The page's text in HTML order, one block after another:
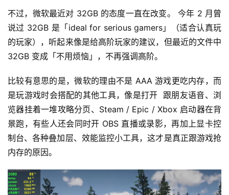
不过，微软最近对 32GB 的态度一直在改变。 今年 2 月曾
说过 32GB 是「ideal for serious gamers」（适合认真玩
的玩家），听起来像是给高阶玩家的建议，但最近的文件中
32GB 变成「不用烦恼」，不再强调高阶。
比较有意思的是，微软的理由不是 AAA 游戏更吃内存，而
是玩游戏时会搭配的其他工具，像是打开  跟朋友语音、浏
览器挂着一堆攻略分页、Steam / Epic / Xbox 启动器在背
景跑，有些人还会同时开 OBS 直播或录影，再加上显卡控
制台、各种叠加层、效能监控小工具，这才是真正跟游戏抢
内存的原因。